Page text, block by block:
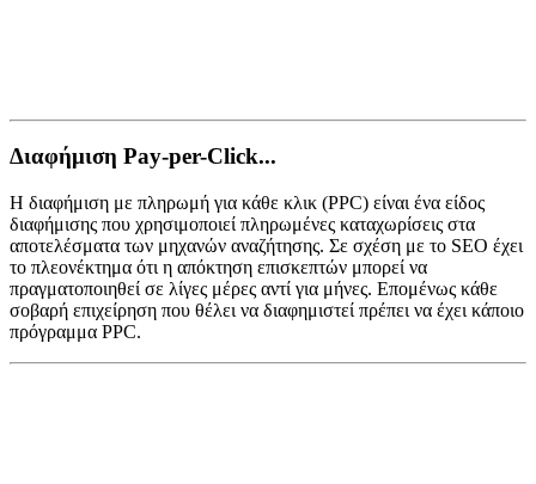
Διαφήμιση Pay-per-Click...
Η διαφήμιση με πληρωμή για κάθε κλικ (PPC) είναι ένα είδος
διαφήμισης που χρησιμοποιεί πληρωμένες καταχωρίσεις στα
αποτελέσματα των μηχανών αναζήτησης. Σε σχέση με το SEO έχει
το πλεονέκτημα ότι η απόκτηση επισκεπτών μπορεί να
πραγματοποιηθεί σε λίγες μέρες αντί για μήνες. Επομένως κάθε
σοβαρή επιχείρηση που θέλει να διαφημιστεί πρέπει να έχει κάποιο
πρόγραμμα PPC.